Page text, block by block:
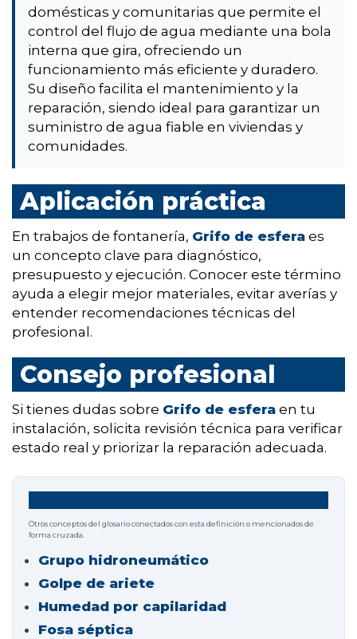
domésticas y comunitarias que permite el
control del flujo de agua mediante una bola
interna que gira, ofreciendo un
funcionamiento más eficiente y duradero.
Su diseño facilita el mantenimiento y la
reparación, siendo ideal para garantizar un
suministro de agua fiable en viviendas y
comunidades.
Aplicación práctica
En trabajos de fontanería, Grifo de esfera es
un concepto clave para diagnóstico,
presupuesto y ejecución. Conocer este término
ayuda a elegir mejor materiales, evitar averías y
entender recomendaciones técnicas del
profesional.
Consejo profesional
Si tienes dudas sobre Grifo de esfera en tu
instalación, solicita revisión técnica para verificar
estado real y priorizar la reparación adecuada.
Otros conceptos del glosario conectados con esta definición o mencionados de
forma cruzada.
Grupo hidroneumático
Golpe de ariete
Humedad por capilaridad
Fosa séptica